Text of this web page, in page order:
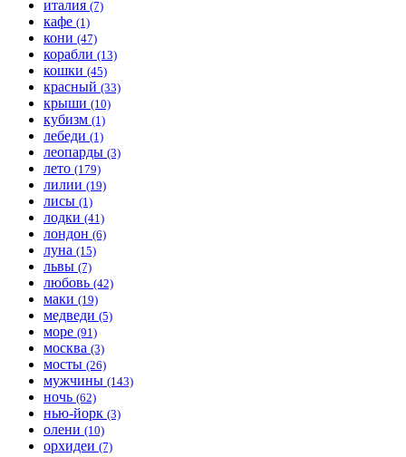
италия (7)
кафе (1)
кони (47)
корабли (13)
кошки (45)
красный (33)
крыши (10)
кубизм (1)
лебеди (1)
леопарды (3)
лето (179)
лилии (19)
лисы (1)
лодки (41)
лондон (6)
луна (15)
львы (7)
любовь (42)
маки (19)
медведи (5)
море (91)
москва (3)
мосты (26)
мужчины (143)
ночь (62)
нью-йорк (3)
олени (10)
орхидеи (7)